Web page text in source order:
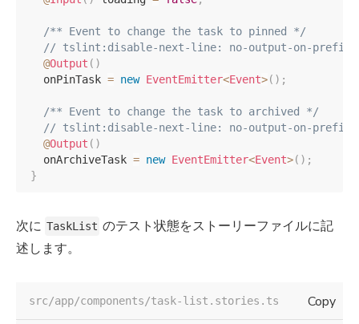
/** Event to change the task to pinned */
// tslint:disable-next-line: no-output-on-prefix
@Output ( )
  onPinTask
= new EventEmitter<Event>( ) ;
/** Event to change the task to archived */
// tslint:disable-next-line: no-output-on-prefix
@Output ( )
  onArchiveTask
= new EventEmitter<Event>( ) ;
}
次に TaskList のテスト状態をストーリーファイルに記
述します。
Copy
src/app/components/task-list.stories.ts